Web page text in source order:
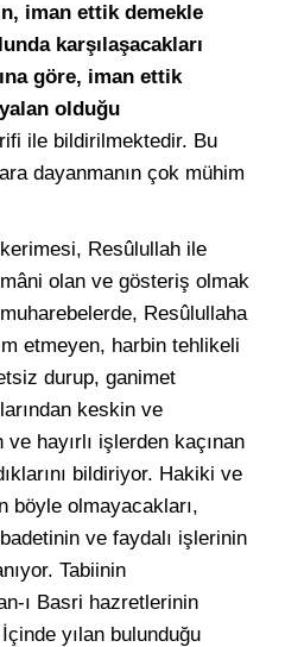
iman ettik demekle
karşılaşacakları
göre, iman ettik
olduğu
ile bildirilmektedir. Bu
dayanmanın çok mühim
Resûlullah ile
olan ve gösteriş olmak
Resûlullaha
etmeyen, harbin tehlikeli
durup, ganimet
keskin ve
hayırlı işlerden kaçınan
bildiriyor. Hakiki ve
böyle olmayacakları,
ve faydalı işlerinin
Tabiinin
ı Basri hazretlerinin
yılan bulunduğu